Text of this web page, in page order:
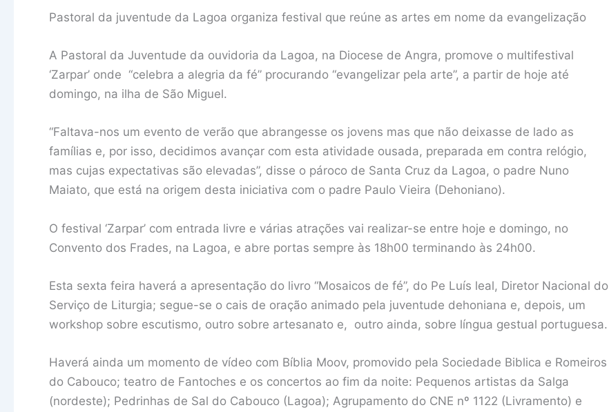
Pastoral da juventude da Lagoa organiza festival que reúne as artes em nome da evangelização
A Pastoral da Juventude da ouvidoria da Lagoa, na Diocese de Angra, promove o multifestival
‘Zarpar’ onde “celebra a alegria da fé” procurando “evangelizar pela arte”, a partir de hoje até
domingo, na ilha de São Miguel.
“Faltava-nos um evento de verão que abrangesse os jovens mas que não deixasse de lado as
famílias e, por isso, decidimos avançar com esta atividade ousada, preparada em contra relógio,
mas cujas expectativas são elevadas”, disse o pároco de Santa Cruz da Lagoa, o padre Nuno
Maiato, que está na origem desta iniciativa com o padre Paulo Vieira (Dehoniano).
O festival ‘Zarpar’ com entrada livre e várias atrações vai realizar-se entre hoje e domingo, no
Convento dos Frades, na Lagoa, e abre portas sempre às 18h00 terminando às 24h00.
Esta sexta feira haverá a apresentação do livro “Mosaicos de fé”, do Pe Luís leal, Diretor Nacional do
Serviço de Liturgia; segue-se o cais de oração animado pela juventude dehoniana e, depois, um
workshop sobre escutismo, outro sobre artesanato e, outro ainda, sobre língua gestual portuguesa.
Haverá ainda um momento de vídeo com Bíblia Moov, promovido pela Sociedade Biblica e Romeiros
do Cabouco; teatro de Fantoches e os concertos ao fim da noite: Pequenos artistas da Salga
(nordeste); Pedrinhas de Sal do Cabouco (Lagoa); Agrupamento do CNE nº 1122 (Livramento) e